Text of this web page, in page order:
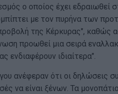
ο οποίος έχει
με τον πυρήνα των
της Κέρκυρας", καθώς
προωθεί μια σειρά
ενδιαφέρουν ιδιαίτερα".
ανέφεραν ότι οι δηλώσεις
να είναι ξένων. Τα